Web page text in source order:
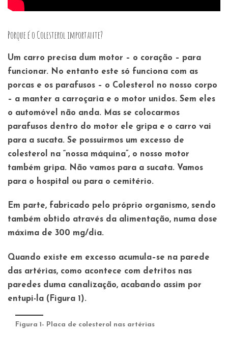
Porque é o Colesterol importante?
Um carro precisa dum motor – o coração – para
funcionar. No entanto este só funciona com as
porcas e os parafusos – o Colesterol no nosso corpo
– a manter a carroçaria e o motor unidos. Sem eles
o automóvel não anda. Mas se colocarmos
parafusos dentro do motor ele gripa e o carro vai
para a sucata. Se possuirmos um excesso de
colesterol na “nossa máquina”, o nosso motor
também gripa. Não vamos para a sucata. Vamos
para o hospital ou para o cemitério.
Em parte, fabricado pelo próprio organismo, sendo
também obtido através da alimentação, numa dose
máxima de 300 mg/dia.
Quando existe em excesso acumula–se na parede
das artérias, como acontece com detritos nas
paredes duma canalização, acabando assim por
entupi-la (Figura 1).
Figura 1- Placa de colesterol nas artérias